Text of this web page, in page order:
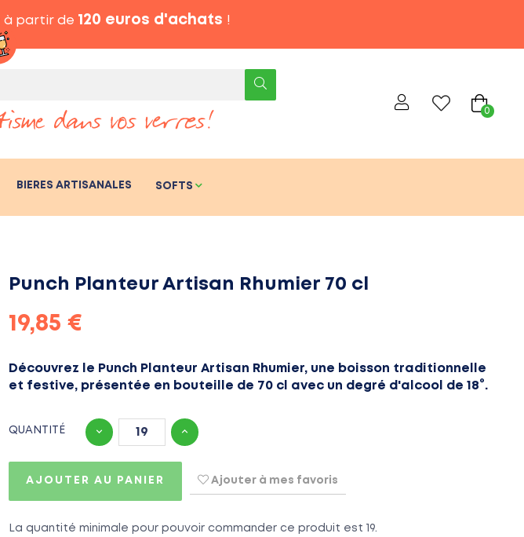
à partir de 120 euros d'achats !
0
BIERES ARTISANALES SOFTS
Punch Planteur Artisan Rhumier 70 cl
19,85 €
Découvrez le Punch Planteur Artisan Rhumier, une boisson traditionnelle
et festive, présentée en bouteille de 70 cl avec un degré d'alcool de 18°.
QUANTITÉ
AJOUTER AU PANIER Ajouter à mes favoris
La quantité minimale pour pouvoir commander ce produit est 19.